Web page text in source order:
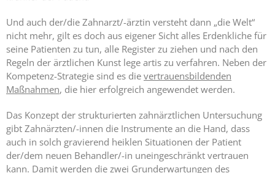
Und auch der/die Zahnarzt/-ärztin versteht dann „die Welt“
nicht mehr, gilt es doch aus eigener Sicht alles Erdenkliche für
seine Patienten zu tun, alle Register zu ziehen und nach den
Regeln der ärztlichen Kunst lege artis zu verfahren. Neben der
Kompetenz-Strategie sind es die vertrauensbildenden
Maßnahmen, die hier erfolgreich angewendet werden.
Das Konzept der strukturierten zahnärztlichen Untersuchung
gibt Zahnärzten/-innen die Instrumente an die Hand, dass
auch in solch gravierend heiklen Situationen der Patient
der/dem neuen Behandler/-in uneingeschränkt vertrauen
kann. Damit werden die zwei Grunderwartungen des